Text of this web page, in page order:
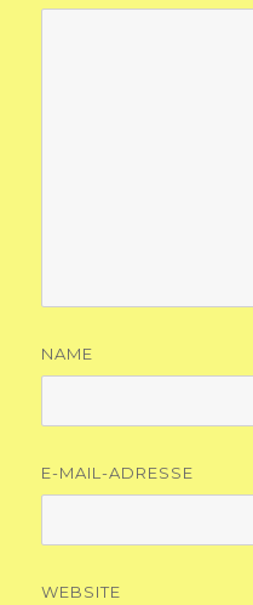
NAME
E-MAIL-ADRESSE
WEBSITE